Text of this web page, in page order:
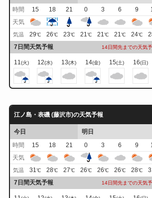
時間
15 18 21 0 3 6 9
天気
気温 29℃ 26℃ 23℃ 21℃ 21℃ 21℃ 24℃
7日間天気予報 14日間先までの天気
11(火) 12(水) 13(木) 14(金) 15(土) 16(日)
江ノ島・表磯 (藤沢市)の天気予報
今日
明日
時間
15 18 21 0 3 6 9
天気
気温 31℃ 28℃ 27℃ 26℃ 26℃ 26℃ 28℃
7日間天気予報 14日間先までの天気